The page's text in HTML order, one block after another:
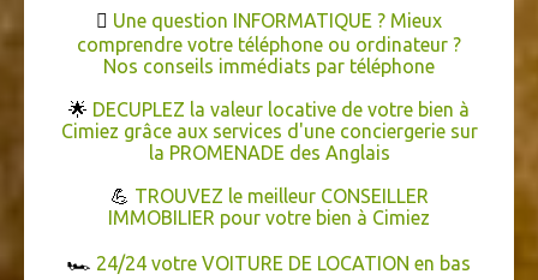
 Une question INFORMATIQUE ? Mieux
comprendre votre téléphone ou ordinateur ?
Nos conseils immédiats par téléphone
🌟 DECUPLEZ la valeur locative de votre bien à
Cimiez grâce aux services d'une conciergerie sur
la PROMENADE des Anglais
💪 TROUVEZ le meilleur CONSEILLER
IMMOBILIER pour votre bien à Cimiez
🏎️ 24/24 votre VOITURE DE LOCATION en bas